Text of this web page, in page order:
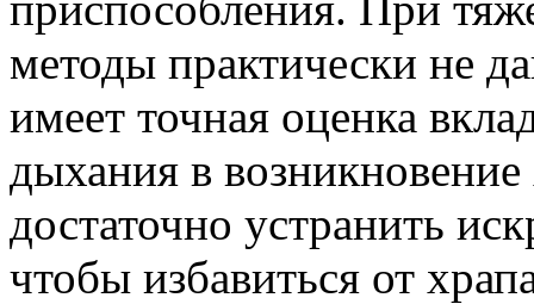
методы практически не
имеет точная оценка
дыхания в возникновение
достаточно устранить
чтобы избавиться от